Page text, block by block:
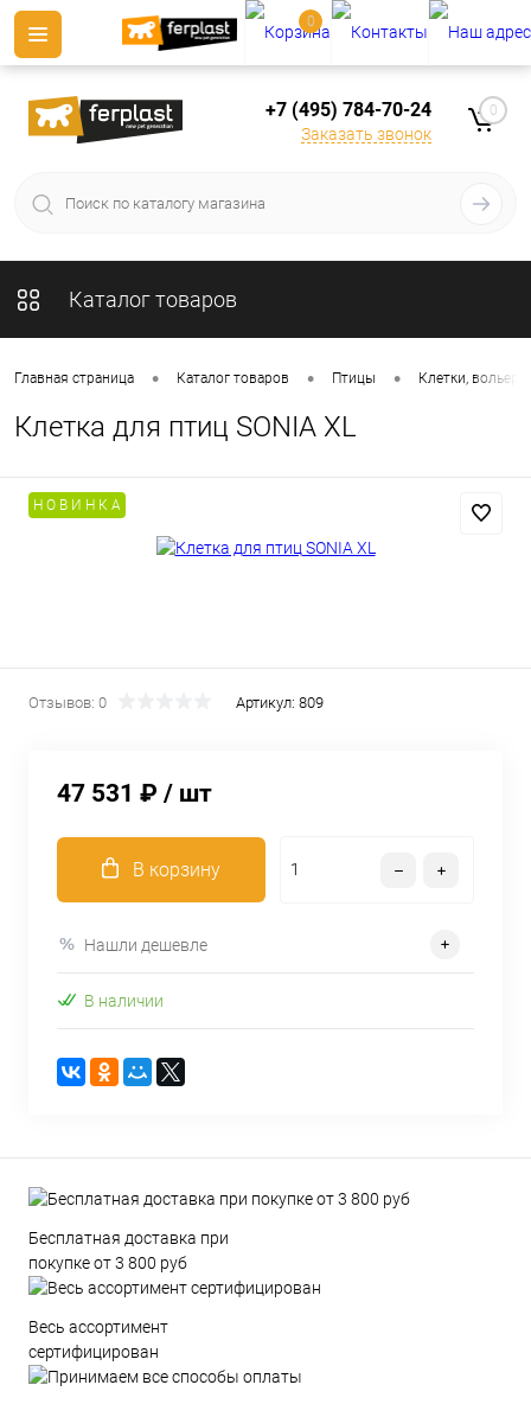
+7 (495) 784-70-24
Заказать звонок
0
Каталог товаров
Главная страница • Каталог товаров • Птицы • Клетки,
Клетка для птиц SONIA XL
Н О В И Н К А
Отзывов: 0 Артикул: 809
47 531 ₽ / шт
В корзину
Нашли дешевле
В наличии
Бесплатная доставка при
покупке от 3 800 руб
Весь ассортимент
сертифицирован
0